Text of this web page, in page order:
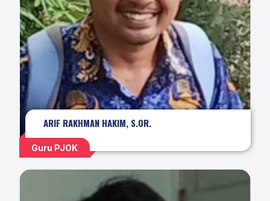
ARIF RAKHMAN HAKIM, S.OR.
Guru PJOK